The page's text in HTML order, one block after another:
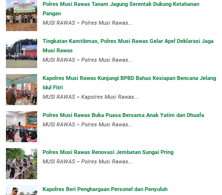
Polres Musi Rawas Tanam Jagung Serentak Dukung Ketahanan
Pangan
MUSI RAWAS – Polres Musi Rawas...
Tingkatan Kamtibmas, Polres Musi Rawas Gelar Apel Deklarasi Jaga
Musi Rawas
MUSI RAWAS – Polres Musi Rawas...
Kapolres Musi Rawas Kunjungi BPBD Bahas Kesiapan Bencana Jelang
Idul Fitri
MUSI RAWAS – Kapolres Musi Rawas...
Polres Musi Rawas Buka Puasa Bersama Anak Yatim dan Dhuafa
MUSI RAWAS – Polres Musi Rawas...
Polres Musi Rawas Renovasi Jembatan Sungai Pring
MUSI RAWAS – Polres Musi Rawas...
Kapolres Beri Penghargaan Personel dan Penyuluh